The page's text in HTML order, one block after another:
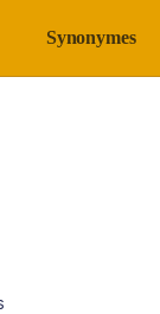
Synonymes